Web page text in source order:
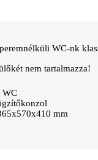
WC-nk
nem tartalmazza!
WC
mm